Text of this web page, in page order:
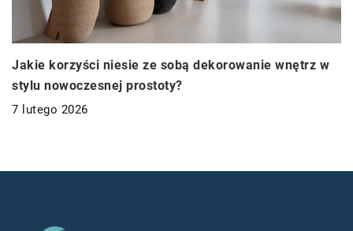
Jakie korzyści niesie ze sobą dekorowanie wnętrz w
stylu nowoczesnej prostoty?
7 lutego 2026